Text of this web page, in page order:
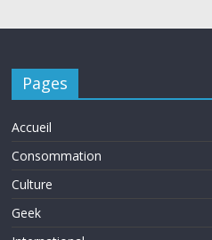
Pages
Accueil
Consommation
Culture
Geek